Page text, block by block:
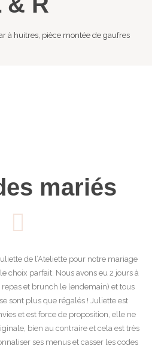
à huitres, pièce montée de gaufres
mariés
de l’Ateliette pour notre mariage
choix parfait. Nous avons eu 2 jours à
et brunch le lendemain) et tous
sont plus que régalés ! Juliette est
et est force de proposition, elle ne
bien au contraire et cela est très
ses menus et casser les codes